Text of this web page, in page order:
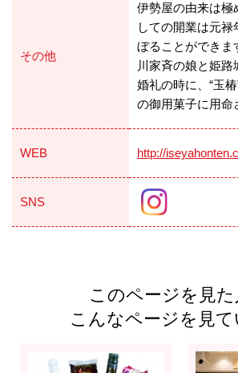
その他
伊勢屋の由来は極
しての開業は元
ぼることができま
川家斉の娘と姫
婚礼の時に、“玉
の御用菓子に用命
WEB http://
SNS
このページを見た
こんなページを見